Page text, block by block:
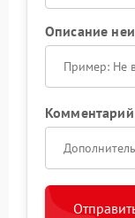
Описание
Комментарий